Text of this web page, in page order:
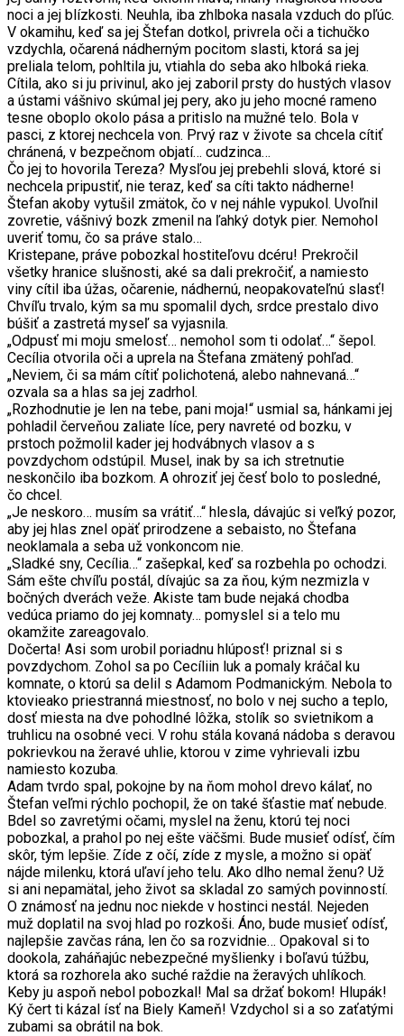
noci a jej blízkosti. Neuhla, iba zhlboka nasala vzduch do pľúc.
V okamihu, keď sa jej Štefan dotkol, privrela oči a tichučko
vzdychla, očarená nádherným pocitom slasti, ktorá sa jej
preliala telom, pohltila ju, vtiahla do seba ako hlboká rieka.
Cítila, ako si ju privinul, ako jej zaboril prsty do hustých vlasov
a ústami vášnivo skúmal jej pery, ako ju jeho mocné rameno
tesne oboplo okolo pása a pritislo na mužné telo. Bola v
pasci, z ktorej nechcela von. Prvý raz v živote sa chcela cítiť
chránená, v bezpečnom objatí… cudzinca…
Čo jej to hovorila Tereza? Mysľou jej prebehli slová, ktoré si
nechcela pripustiť, nie teraz, keď sa cíti takto nádherne!
Štefan akoby vytušil zmätok, čo v nej náhle vypukol. Uvoľnil
zovretie, vášnivý bozk zmenil na ľahký dotyk pier. Nemohol
uveriť tomu, čo sa práve stalo…
Kristepane, práve pobozkal hostiteľovu dcéru! Prekročil
všetky hranice slušnosti, aké sa dali prekročiť, a namiesto
viny cítil iba úžas, očarenie, nádhernú, neopakovateľnú slasť!
Chvíľu trvalo, kým sa mu spomalil dych, srdce prestalo divo
búšiť a zastretá myseľ sa vyjasnila.
„Odpusť mi moju smelosť… nemohol som ti odolať…“ šepol.
Cecília otvorila oči a uprela na Štefana zmätený pohľad.
„Neviem, či sa mám cítiť polichotená, alebo nahnevaná…“
ozvala sa a hlas sa jej zadrhol.
„Rozhodnutie je len na tebe, pani moja!“ usmial sa, hánkami jej
pohladil červeňou zaliate líce, pery navreté od bozku, v
prstoch požmolil kader jej hodvábnych vlasov a s
povzdychom odstúpil. Musel, inak by sa ich stretnutie
neskončilo iba bozkom. A ohroziť jej česť bolo to posledné,
čo chcel.
„Je neskoro… musím sa vrátiť…“ hlesla, dávajúc si veľký pozor,
aby jej hlas znel opäť prirodzene a sebaisto, no Štefana
neoklamala a seba už vonkoncom nie.
„Sladké sny, Cecília…“ zašepkal, keď sa rozbehla po ochodzi.
Sám ešte chvíľu postál, dívajúc sa za ňou, kým nezmizla v
bočných dverách veže. Akiste tam bude nejaká chodba
vedúca priamo do jej komnaty… pomyslel si a telo mu
okamžite zareagovalo.
Dočerta! Asi som urobil poriadnu hlúposť! priznal si s
povzdychom. Zohol sa po Cecíliin luk a pomaly kráčal ku
komnate, o ktorú sa delil s Adamom Podmanickým. Nebola to
ktovieako priestranná miestnosť, no bolo v nej sucho a teplo,
dosť miesta na dve pohodlné lôžka, stolík so svietnikom a
truhlicu na osobné veci. V rohu stála kovaná nádoba s deravou
pokrievkou na žeravé uhlie, ktorou v zime vyhrievali izbu
namiesto kozuba.
Adam tvrdo spal, pokojne by na ňom mohol drevo kálať, no
Štefan veľmi rýchlo pochopil, že on také šťastie mať nebude.
Bdel so zavretými očami, myslel na ženu, ktorú tej noci
pobozkal, a prahol po nej ešte väčšmi. Bude musieť odísť, čím
skôr, tým lepšie. Zíde z očí, zíde z mysle, a možno si opäť
nájde milenku, ktorá uľaví jeho telu. Ako dlho nemal ženu? Už
si ani nepamätal, jeho život sa skladal zo samých povinností.
O známosť na jednu noc niekde v hostinci nestál. Nejeden
muž doplatil na svoj hlad po rozkoši. Áno, bude musieť odísť,
najlepšie zavčas rána, len čo sa rozvidnie… Opakoval si to
dookola, zaháňajúc nebezpečné myšlienky i boľavú túžbu,
ktorá sa rozhorela ako suché raždie na žeravých uhlíkoch.
Keby ju aspoň nebol pobozkal! Mal sa držať bokom! Hlupák!
Ký čert ti kázal ísť na Biely Kameň! Vzdychol si a so zaťatými
zubami sa obrátil na bok.